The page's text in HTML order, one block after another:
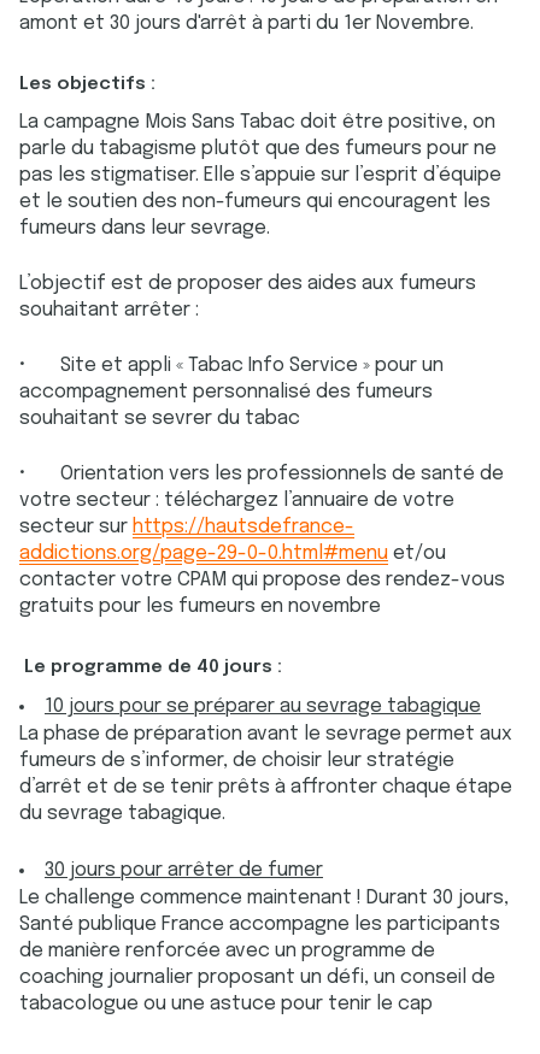
amont et 30 jours d'arrêt à parti du 1er Novembre.
Les objectifs :
La campagne Mois Sans Tabac doit être positive, on
parle du tabagisme plutôt que des fumeurs pour ne
pas les stigmatiser. Elle s’appuie sur l’esprit d’équipe
et le soutien des non-fumeurs qui encouragent les
fumeurs dans leur sevrage.
L’objectif est de proposer des aides aux fumeurs
souhaitant arrêter :
• Site et appli « Tabac Info Service » pour un
accompagnement personnalisé des fumeurs
souhaitant se sevrer du tabac
• Orientation vers les professionnels de santé de
votre secteur : téléchargez l’annuaire de votre
secteur sur https://hautsdefrance-
addictions.org/page-29-0-0.html#menu et/ou
contacter votre CPAM qui propose des rendez-vous
gratuits pour les fumeurs en novembre
Le programme de 40 jours :
10 jours pour se préparer au sevrage tabagique
La phase de préparation avant le sevrage permet aux
fumeurs de s’informer, de choisir leur stratégie
d’arrêt et de se tenir prêts à affronter chaque étape
du sevrage tabagique.
30 jours pour arrêter de fumer
Le challenge commence maintenant ! Durant 30 jours,
Santé publique France accompagne les participants
de manière renforcée avec un programme de
coaching journalier proposant un défi, un conseil de
tabacologue ou une astuce pour tenir le cap